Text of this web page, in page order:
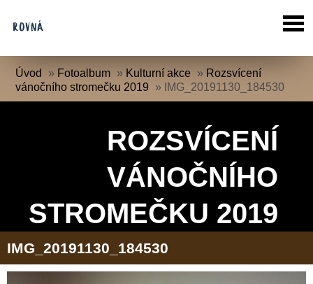
Úvod » Fotoalbum » Kulturní akce » Rozsvícení
vánočního stromečku 2019
» IMG_20191130_184530
ROZSVÍCENÍ
VÁNOČNÍHO
STROMEČKU 2019
IMG_20191130_184530